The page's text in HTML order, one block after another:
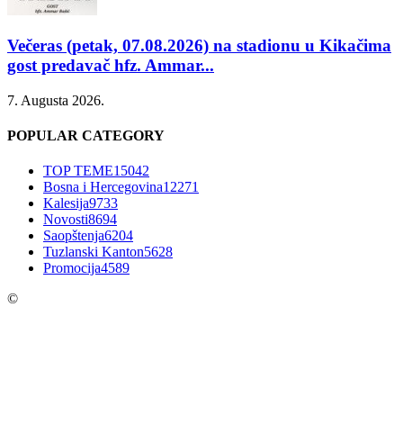
Večeras (petak, 07.08.2026) na stadionu u Kikačima
gost predavač hfz. Ammar...
7. Augusta 2026.
POPULAR CATEGORY
TOP TEME15042
Bosna i Hercegovina12271
Kalesija9733
Novosti8694
Saopštenja6204
Tuzlanski Kanton5628
Promocija4589
©